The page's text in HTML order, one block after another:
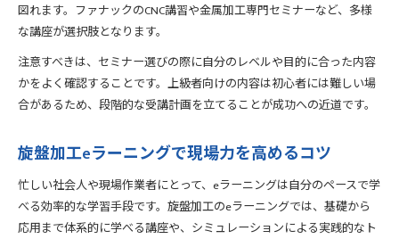
図れます。ファナックのCNC講習や金属加工専門セミナーなど、多様
な講座が選択肢となります。
注意すべきは、セミナー選びの際に自分のレベルや目的に合った内容
かをよく確認することです。上級者向けの内容は初心者には難しい場
合があるため、段階的な受講計画を立てることが成功への近道です。
旋盤加工eラーニングで現場力を高めるコツ
忙しい社会人や現場作業者にとって、eラーニングは自分のペースで学
べる効率的な学習手段です。旋盤加工のeラーニングでは、基礎から
応用まで体系的に学べる講座や、シミュレーションによる実践的なト